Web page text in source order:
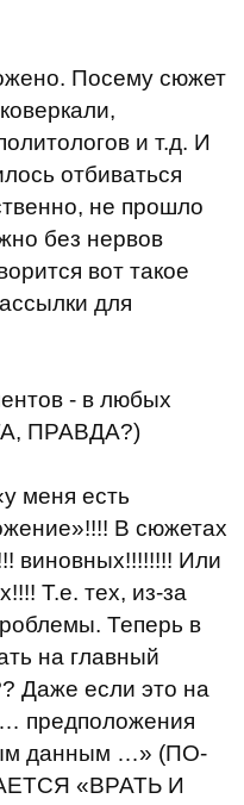
Посему сюжет
и т.д. И
отбиваться
не прошло
без нервов
вот такое
для
- в любых
ПРАВДА?)
меня есть
В сюжетах
виновных!!!!!!!! Или
Т.е. тех, из-за
Теперь в
на главный
Даже если это на
предположения
данным …» (ПО-
«ВРАТЬ И